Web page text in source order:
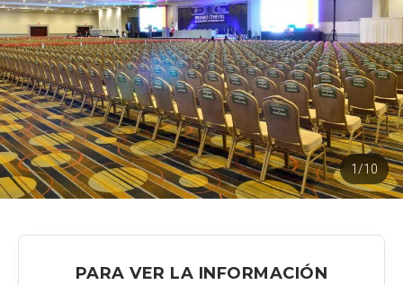
1/10
PARA VER LA INFORMACIÓN